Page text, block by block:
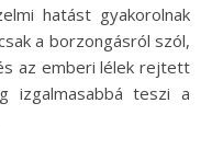
hatást gyakorolnak
a borzongásról szól,
az emberi lélek rejtett
izgalmasabbá teszi a